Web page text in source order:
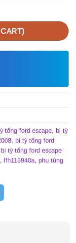
tổng ford escape, bi tỳ
, bi tỳ tổng ford
tỳ tổng ford escape
, lfh115940a, phụ tùng